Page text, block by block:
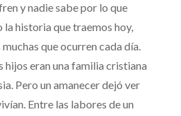
y nadie sabe por lo que
la historia que traemos hoy,
que ocurren cada día.
hijos eran una familia cristiana
Pero un amanecer dejó ver
Entre las labores de un